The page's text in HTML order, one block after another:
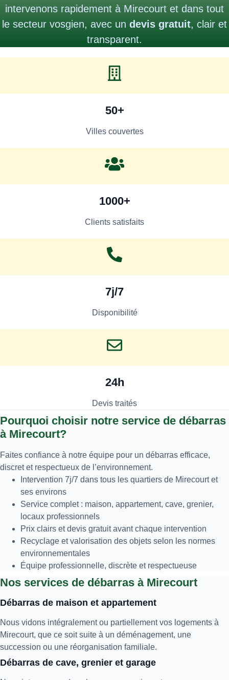
intervenons rapidement à Mirecourt et dans tout
le secteur vosgien, avec un devis gratuit, clair et
transparent.
50+
Villes couvertes
1000+
Clients satisfaits
7j/7
Disponibilité
24h
Devis traités
Pourquoi choisir notre service de débarras
à Mirecourt?
Faites confiance à notre équipe pour un débarras efficace,
discret et respectueux de l’environnement.
Intervention 7j/7 dans tous les quartiers de Mirecourt et
ses environs
Service complet : maison, appartement, cave, grenier,
locaux professionnels
Prix clairs et devis gratuit avant chaque intervention
Recyclage et valorisation des objets selon les normes
environnementales
Équipe professionnelle, discrète et respectueuse
Nos services de débarras à Mirecourt
Débarras de maison et appartement
Nous vidons intégralement ou partiellement vos logements à
Mirecourt, que ce soit suite à un déménagement, une
succession ou une réorganisation familiale.
Débarras de cave, grenier et garage